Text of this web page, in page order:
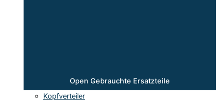
Open Gebrauchte Ersatzteile
Kopfverteiler